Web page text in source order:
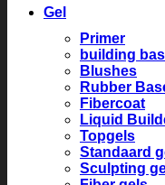
Gel
Primer
building
Blushes
Rubber
Fibercoat
Liquid
Topgels
Standaard
Sculpting